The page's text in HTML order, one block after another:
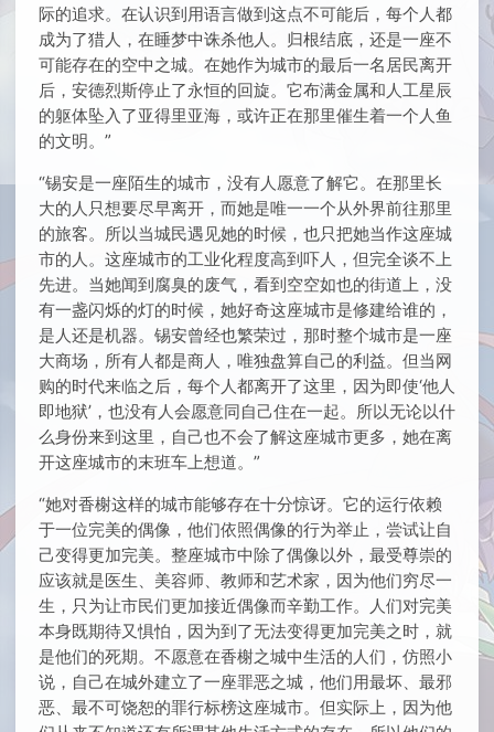
际的追求。在认识到用语言做到这点不可能后，每个人都
成为了猎人，在睡梦中诛杀他人。归根结底，还是一座不
可能存在的空中之城。在她作为城市的最后一名居民离开
后，安德烈斯停止了永恒的回旋。它布满金属和人工星辰
的躯体坠入了亚得里亚海，或许正在那里催生着一个人鱼
的文明。”
“锡安是一座陌生的城市，没有人愿意了解它。在那里长
大的人只想要尽早离开，而她是唯一一个从外界前往那里
的旅客。所以当城民遇见她的时候，也只把她当作这座城
市的人。这座城市的工业化程度高到吓人，但完全谈不上
先进。当她闻到腐臭的废气，看到空空如也的街道上，没
有一盏闪烁的灯的时候，她好奇这座城市是修建给谁的，
是人还是机器。锡安曾经也繁荣过，那时整个城市是一座
大商场，所有人都是商人，唯独盘算自己的利益。但当网
购的时代来临之后，每个人都离开了这里，因为即使‘他人
即地狱’，也没有人会愿意同自己住在一起。所以无论以什
么身份来到这里，自己也不会了解这座城市更多，她在离
开这座城市的末班车上想道。”
“她对香榭这样的城市能够存在十分惊讶。它的运行依赖
于一位完美的偶像，他们依照偶像的行为举止，尝试让自
己变得更加完美。整座城市中除了偶像以外，最受尊崇的
应该就是医生、美容师、教师和艺术家，因为他们穷尽一
生，只为让市民们更加接近偶像而辛勤工作。人们对完美
本身既期待又惧怕，因为到了无法变得更加完美之时，就
是他们的死期。不愿意在香榭之城中生活的人们，仿照小
说，自己在城外建立了一座罪恶之城，他们用最坏、最邪
恶、最不可饶恕的罪行标榜这座城市。但实际上，因为他